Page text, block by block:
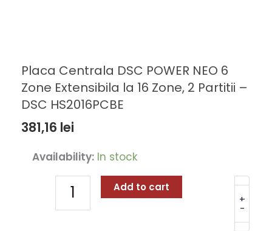
Placa Centrala DSC POWER NEO 6
Zone Extensibila la 16 Zone, 2 Partitii –
DSC HS2016PCBE
381,16 lei
Availability: In stock
-
Centrala
+
Add to cart